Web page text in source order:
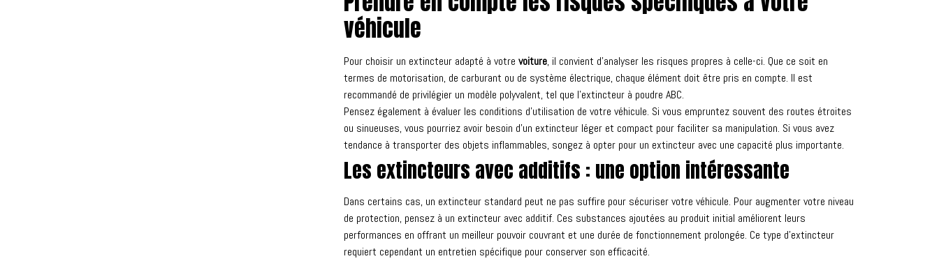
véhicule
Pour choisir un extincteur adapté à votre voiture, il convient d’analyser les risques propres à celle-ci. Que ce soit en
termes de motorisation, de carburant ou de système électrique, chaque élément doit être pris en compte. Il est
recommandé de privilégier un modèle polyvalent, tel que l’extincteur à poudre ABC.
Pensez également à évaluer les conditions d’utilisation de votre véhicule. Si vous empruntez souvent des routes étroites
ou sinueuses, vous pourriez avoir besoin d’un extincteur léger et compact pour faciliter sa manipulation. Si vous avez
tendance à transporter des objets inflammables, songez à opter pour un extincteur avec une capacité plus importante.
Les extincteurs avec additifs : une option intéressante
Dans certains cas, un extincteur standard peut ne pas suffire pour sécuriser votre véhicule. Pour augmenter votre niveau
de protection, pensez à un extincteur avec additif. Ces substances ajoutées au produit initial améliorent leurs
performances en offrant un meilleur pouvoir couvrant et une durée de fonctionnement prolongée. Ce type d’extincteur
requiert cependant un entretien spécifique pour conserver son efficacité.